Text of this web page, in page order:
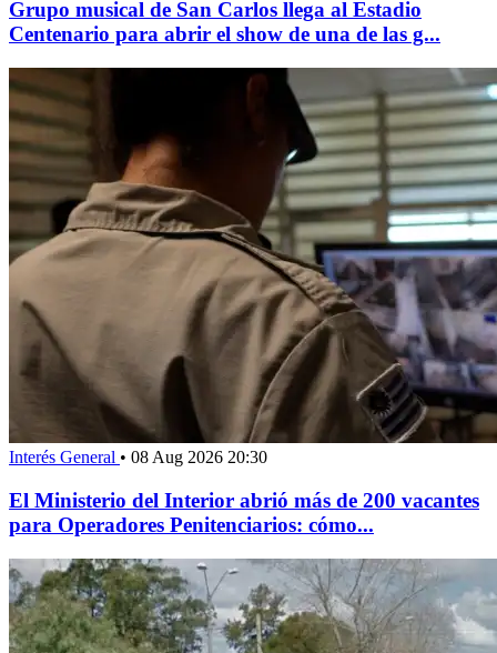
Grupo musical de San Carlos llega al Estadio
Centenario para abrir el show de una de las g...
Interés General • 08 Aug 2026 20:30
El Ministerio del Interior abrió más de 200 vacantes
para Operadores Penitenciarios: cómo...